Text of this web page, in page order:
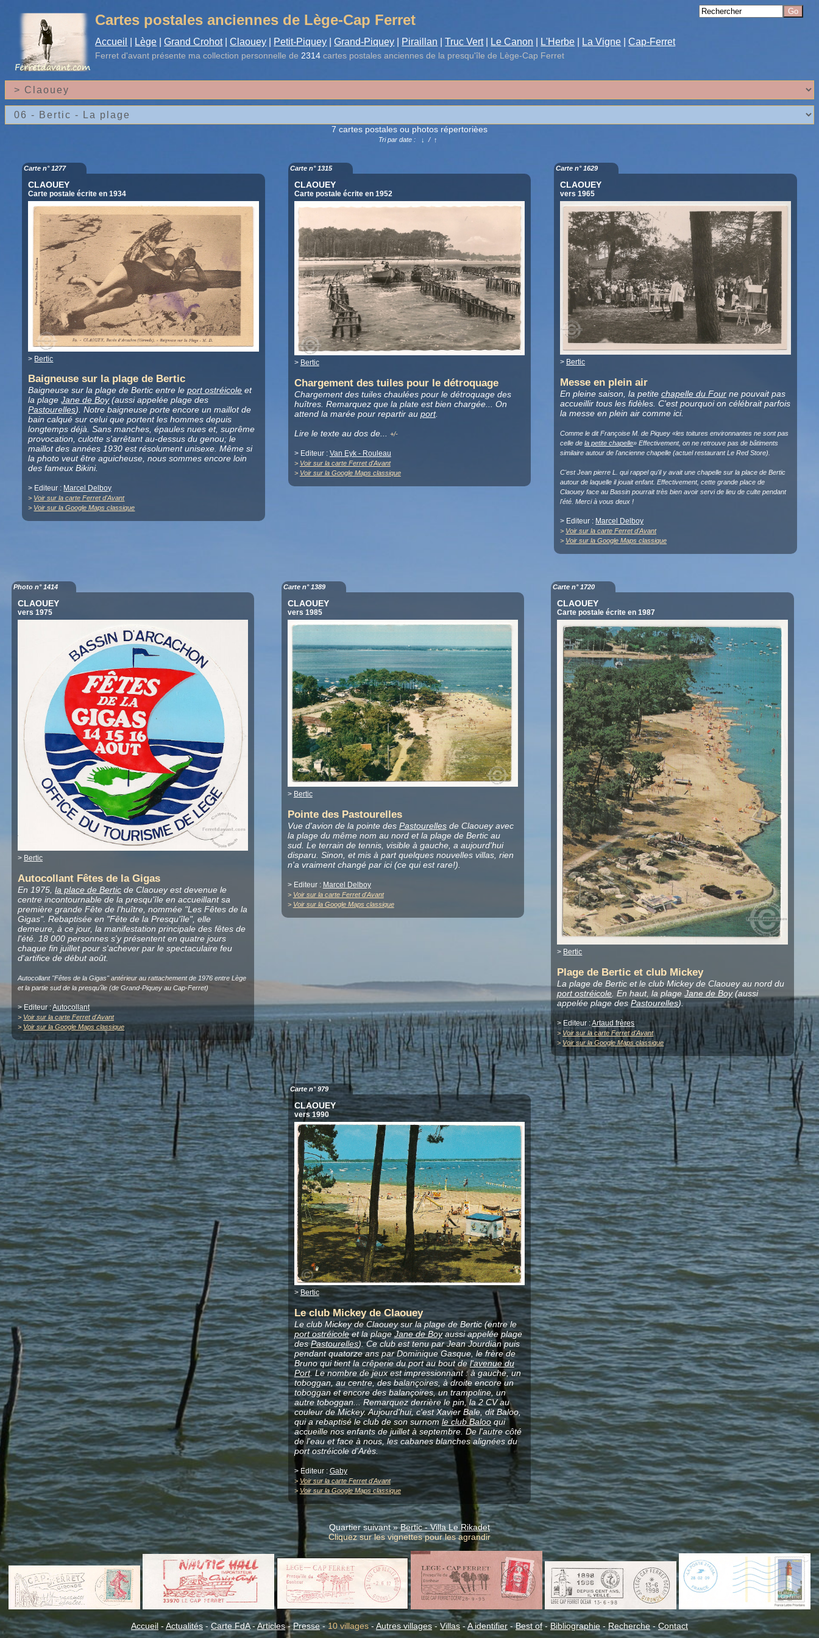
Cartes postales anciennes de Lège-Cap Ferret
Accueil Lège Grand Crohot Claouey Petit-Piquey Grand-Piquey Piraillan Truc Vert Le Canon L'Herbe La Vigne Cap-Ferret
Ferret d'avant présente ma collection personnelle de 2314 cartes postales anciennes de la presqu'île de Lège-Cap Ferret
7 cartes postales ou photos répertorièes
Tri par date : ↓ /↑
Carte n° 1277
CLAOUEY
Carte postale écrite en 1934
> Bertic
Baigneuse sur la plage de Bertic
Baigneuse sur la plage de Bertic entre leport ostréicole et
la plageJane de Boy(aussi appelée plage des
Pastourelles). Notre baigneuse porte encore un maillot de
bain calqué sur celui que portent les hommes depuis
longtemps déjà. Sans manches, épaules nues et, suprême
provocation, culotte s'arrêtant au-dessus du genou; le
maillot des années 1930 est résolument unisexe. Même si
la photo veut être aguicheuse, nous sommes encore loin
des fameux Bikini.
> Editeur : Marcel Delboy
> Voir sur la carte Ferret d'Avant
> Voir sur la Google Maps classique
Carte n° 1315
CLAOUEY
Carte postale écrite en 1952
> Bertic
Chargement des tuiles pour le détroquage
Chargement des tuiles chaulées pour le détroquage des
huîtres. Remarquez que la plate est bien chargée... On
attend la marée pour repartir au port.
Lire le texte au dos de. +/-
> Editeur : Van Eyk - Rouleau
> Voir sur la carte Ferret d'Avant
> Voir sur la Google Maps classique
Carte n° 1629
CLAOUEY
vers 1965
> Bertic
Messe en plein air
En pleine saison, la petitechapelle du Four ne pouvait pas
accueillir tous les fidèles. C'est pourquoi on célébrait parfois
la messe en plein air comme ici.
Comme le dit Françoise M. de Piquey «les toitures environnantes ne sont pas
celle dela petite chapelle» Effectivement, on ne retrouve pas de bâtiments
similaire autour de l'ancienne chapelle (actuel restaurant Le Red Store).
C'est Jean pierre L. qui rappel qu'il y avait une chapelle sur la place de Bertic
autour de laquelle il jouait enfant. Effectivement, cette grande place de
Claouey face au Bassin pourrait très bien avoir servi de lieu de culte pendant
l'été. Merci à vous deux !
> Editeur : Marcel Delboy
> Voir sur la carte Ferret d'Avant
> Voir sur la Google Maps classique
Photo n° 1414
CLAOUEY
vers 1975
> Bertic
Autocollant Fêtes de la Gigas
En 1975,la place de Bertic de Claouey est devenue le
centre incontournable de la presqu'île en accueillant sa
première grande Fête de l'huître, nommée "Les Fêtes de la
Gigas". Rebaptisée en "Fête de la Presqu'île", elle
demeure, à ce jour, la manifestation principale des fêtes de
l'été. 18 000 personnes s'y présentent en quatre jours
chaque fin juillet pour s'achever par le spectaculaire feu
d'artifice de début août.
Autocollant "Fêtes de la Gigas" antérieur au rattachement de 1976 entre Lège
et la partie sud de la presqu'île (de Grand-Piquey au Cap-Ferret)
> Editeur :Autocollant
> Voir sur la carte Ferret d'Avant
> Voir sur la Google Maps classique
Carte n° 1389
CLAOUEY
vers 1985
> Bertic
Pointe des Pastourelles
Vue d'avion de la pointe des Pastourellesde Claouey avec
la plage du même nom au nord et la plage de Bertic au
sud. Le terrain de tennis, visible à gauche, a aujourd'hui
disparu. Sinon, et mis à part quelques nouvelles villas, rien
n'a vraiment changé par ici (ce qui est rare!).
> Editeur : Marcel Delboy
> Voir sur la carte Ferret d'Avant
> Voir sur la Google Maps classique
Carte n° 1720
CLAOUEY
Carte postale écrite en 1987
> Bertic
Plage de Bertic et club Mickey
La plage de Bertic et le club Mickey de Claouey au nord du
port ostréicole. En haut, la plageJane de Boy(aussi
appelée plage desPastourelles).
> Editeur :Artaud frères
> Voir sur la carte Ferret d'Avant
> Voir sur la Google Maps classique
Carte n° 979
CLAOUEY
vers 1990
>Bertic
Le club Mickey de Claouey
Le club Mickey de Claouey sur la plage de Bertic (entre le
port ostréicoleet la plage Jane de Boyaussi appelée plage
desPastourelles). Ce club est tenu par Jean Jourdian puis
pendant quatorze ans par Dominique Gasque, le frère de
Bruno qui tient la crêperie du port au bout del'avenue du
Port. Le nombre de jeux est impressionnant : à gauche, un
toboggan, au centre, des balançoires, à droite encore un
toboggan et encore des balançoires, un trampoline, un
autre toboggan... Remarquez derrière le pin, la 2 CV au
couleur de Mickey. Aujourd'hui, c'est Xavier Bale, dit Baloo,
qui a rebaptisé le club de son surnomle club Balooqui
accueille nos enfants de juillet à septembre. De l'autre côté
de l'eau et face à nous, les cabanes blanches alignées du
port ostréicole d'Arès.
> Editeur : Gaby
> Voir sur la carte Ferret d'Avant
> Voir sur la Google Maps classique
Quartier suivant »Bertic - Villa Le Rikadet
Cliquez sur les vignettes pour les agrandir
Accueil - Actualités - Carte FdA-Articles-Presse-10 villages- Autres villages-Villas- A identifier -Best of- Bibliographie - Recherche -Contact